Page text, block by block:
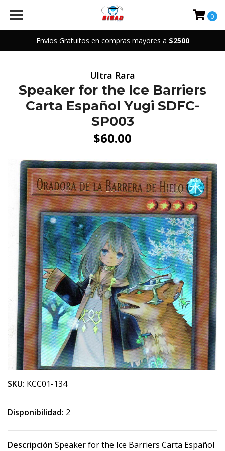
Envíos Gratuitos en compras mayores a $2500
0
Ultra Rara
Speaker for the Ice Barriers
Carta Español Yugi SDFC-
SP003
$60.00
SKU: KCC01-134
Disponibilidad: 2
Descripción Speaker for the Ice Barriers Carta Español